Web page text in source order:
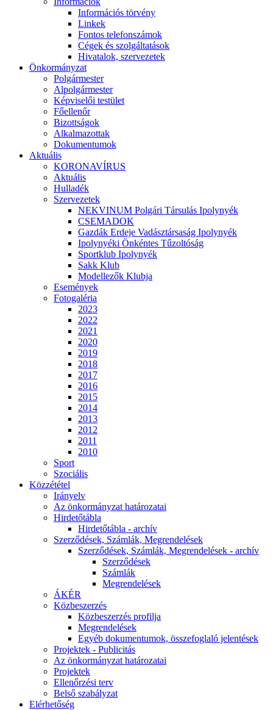
Információs törvény
Linkek
Fontos telefonszámok
Cégek és szolgáltatások
Hivatalok, szervezetek
Önkormányzat
Polgármester
Alpolgármester
Képviselői testület
Főellenőr
Bizottságok
Alkalmazottak
Dokumentumok
Aktuális
KORONAVÍRUS
Aktuális
Hulladék
Szervezetek
NEKVINUM Polgári Társulás Ipolynyék
CSEMADOK
Gazdák Erdeje Vadásztársaság Ipolynyék
Ipolynyéki Önkéntes Tűzoltóság
Sportklub Ipolynyék
Sakk Klub
Modellezők Klubja
Események
Fotogaléria
2023
2022
2021
2020
2019
2018
2017
2016
2015
2014
2013
2012
2011
2010
Sport
Szociális
Közzététel
Irányelv
Az önkormányzat határozatai
Hirdetőtábla
Hirdetőtábla - archív
Szerződések, Számlák, Megrendelések
Szerződések, Számlák, Megrendelések - archív
Szerződések
Számlák
Megrendelések
ÁKÉR
Közbeszerzés
Közbeszerzés profilja
Megrendelések
Egyéb dokumentumok, összefoglaló jelentések
Projektek - Publicitás
Az önkormányzat határozatai
Projektek
Ellenőrzési terv
Belső szabályzat
Elérhetőség